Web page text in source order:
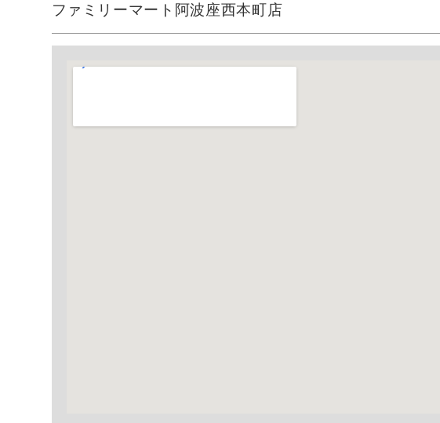
ファミリーマート阿波座西本町店